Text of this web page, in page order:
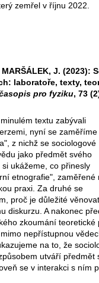
zemřel v říjnu 2022.
J. (2023):
laboratoře, texty,
pro fyziku, 73
textu zabývali
nyní se zaměříme
z nichž se sociologové
jako předmět svého
ukážeme, co přinesly
etnografie", zaměřené
praxi. Za druhé se
proč je důležité
diskurzu. A nakonec
zkoumání
nepřístupnou
na to, že
utváří předmět
se v interakci s ním